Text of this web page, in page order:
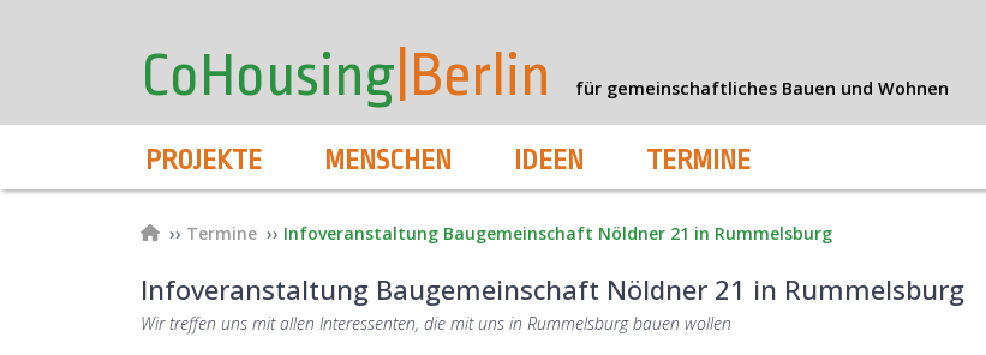
account
menu
CoHousing |Berlin für gemeinschaftliches Bauen und Wohnen
Hauptnavigation
PROJEKTE MENSCHEN IDEEN TERMINE
Pfadnavigation
Termine Infoveranstaltung Baugemeinschaft Nöldner 21 in Rummelsburg
Infoveranstaltung Baugemeinschaft Nöldner 21 in Rummelsburg
Wir treffen uns mit allen Interessenten, die mit uns in Rummelsburg bauen wollen